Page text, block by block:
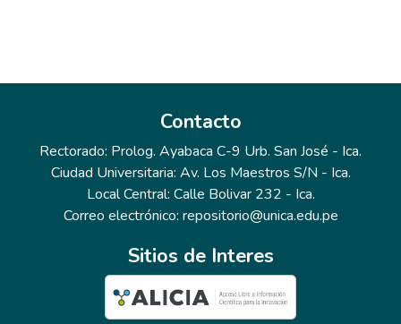
Contacto
Rectorado: Prolog. Ayabaca C-9 Urb. San José - Ica.
Ciudad Universitaria: Av. Los Maestros S/N - Ica.
Local Central: Calle Bolivar 232 - Ica.
Correo electrónico: repositorio@unica.edu.pe
Sitios de Interes